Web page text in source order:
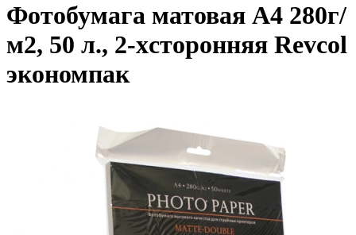
Фотобумага матовая A4 280г/
м2, 50 л., 2-xсторонняя Revcol
экономпак